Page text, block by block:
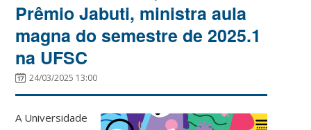
Prêmio Jabuti, ministra aula
magna do semestre de 2025.1
na UFSC
24/03/2025 13:00
A Universidade